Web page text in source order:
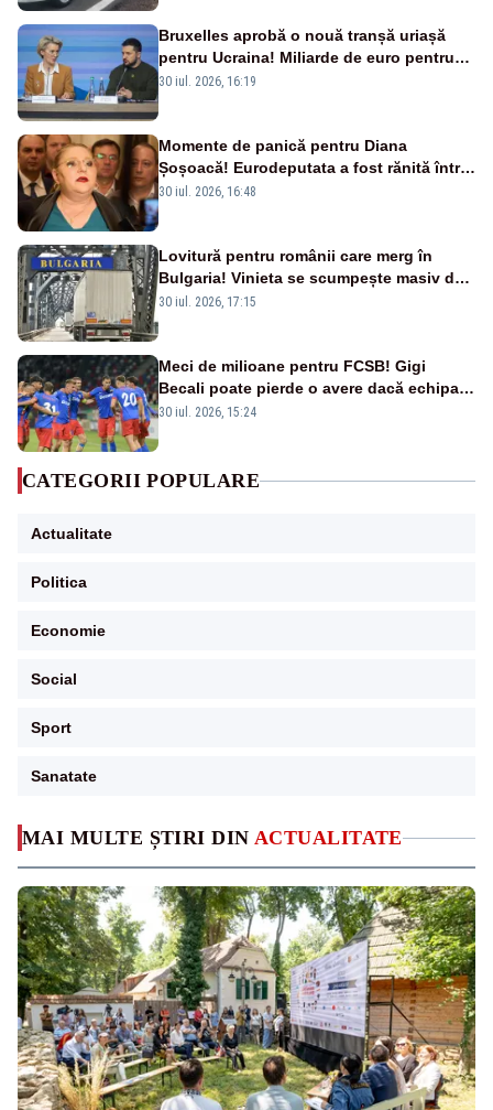
MAI MULTE ȘTIRI DIN ACTUALITATE
Bruxelles aprobă o nouă tranșă uriașă
pentru Ucraina! Miliarde de euro pentru
armament și apărare
30 iul. 2026, 16:19
Momente de panică pentru Diana
Șoșoacă! Eurodeputata a fost rănită într-
un accident rutier
30 iul. 2026, 16:48
Lovitură pentru românii care merg în
Bulgaria! Vinieta se scumpește masiv de
la 1 august
30 iul. 2026, 17:15
Meci de milioane pentru FCSB! Gigi
Becali poate pierde o avere dacă echipa
este eliminată de FK Auda
30 iul. 2026, 15:24
CATEGORII POPULARE
Actualitate
Politica
Economie
Social
Sport
Sanatate